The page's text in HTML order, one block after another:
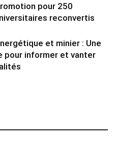
pour 250
reconvertis
et minier : Une
pour informer et vanter